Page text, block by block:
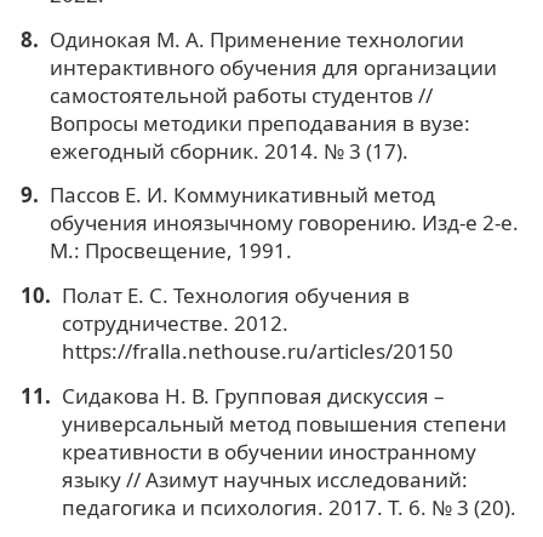
Одинокая М. А. Применение технологии
интерактивного обучения для организации
самостоятельной работы студентов //
Вопросы методики преподавания в вузе:
ежегодный сборник. 2014. № 3 (17).
Пассов Е. И. Коммуникативный метод
обучения иноязычному говорению. Изд-е 2-е.
М.: Просвещение, 1991.
Полат Е. С. Технология обучения в
сотрудничестве. 2012.
https://fralla.nethouse.ru/articles/20150
Сидакова Н. В. Групповая дискуссия –
универсальный метод повышения степени
креативности в обучении иностранному
языку // Азимут научных исследований:
педагогика и психология. 2017. Т. 6. № 3 (20).